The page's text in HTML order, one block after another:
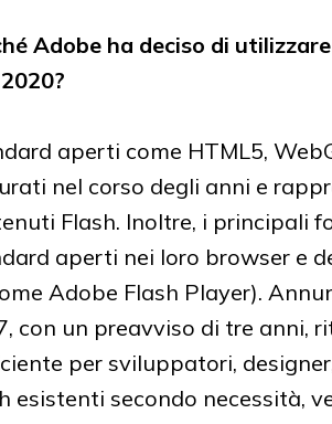
Adobe ha deciso di
aperti come HTML5,
nel corso degli anni e
Flash. Inoltre, i principali
aperti nei loro browser e
Adobe Flash Player).
con un preavviso di tre anni,
per sviluppatori,
esistenti secondo necessità,